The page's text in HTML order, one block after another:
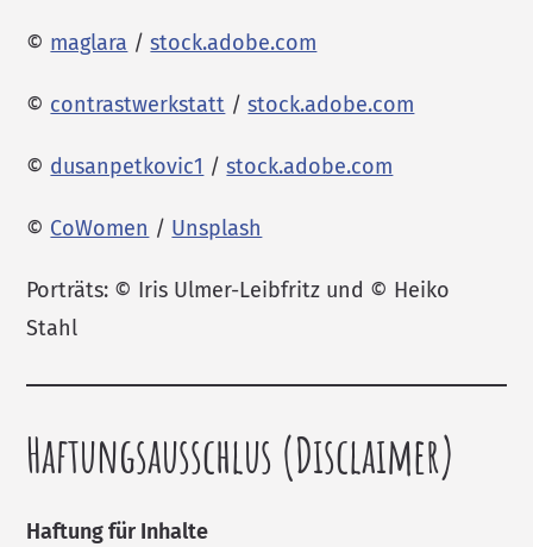
© maglara /stock.adobe.com
© contrastwerkstatt /stock.adobe.com
© dusanpetkovic1 /stock.adobe.com
© CoWomen / Unsplash
Porträts: © Iris Ulmer-Leibfritz und © Heiko
Stahl
Haftungsausschlus (Disclaimer)
Haftung für Inhalte